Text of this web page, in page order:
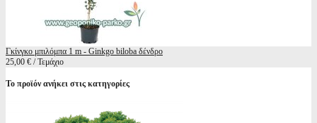
Γκίνγκο μπιλόμπα 1 m - Ginkgo biloba δένδρο
25,00 € / Τεμάχιο
Το προϊόν ανήκει στις κατηγορίες